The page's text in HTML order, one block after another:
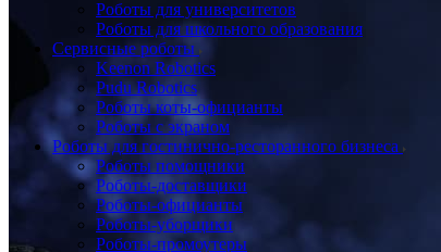
Роботы для университетов
Роботы для школьного образования
Сервисные роботы
Keenon Robotics
Pudu Robotics
Роботы коты-официанты
Роботы с экраном
Роботы для гостинично-ресторанного бизнеса
Роботы помощники
Роботы-доставщики
Роботы-официанты
Роботы-уборщики
Роботы-промоутеры